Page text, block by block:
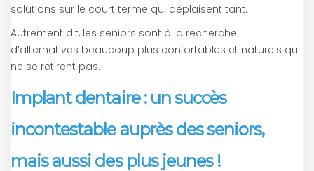
solutions sur le court terme qui déplaisent tant.
Autrement dit, les seniors sont à la recherche
d’alternatives beaucoup plus confortables et naturels qui
ne se retirent pas.
Implant dentaire : un succès
incontestable auprès des seniors,
mais aussi des plus jeunes !